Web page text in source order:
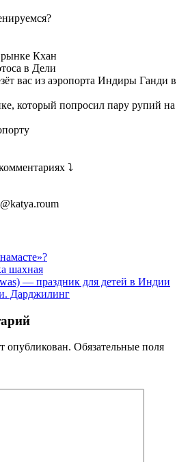
Кхан
в Дели
вас из аэропорта Индиры Ганди в
который попросил пару рупий на
⤵
шахная
— праздник для детей в Индии
Дарджилинг
опубликован. Обязательные поля